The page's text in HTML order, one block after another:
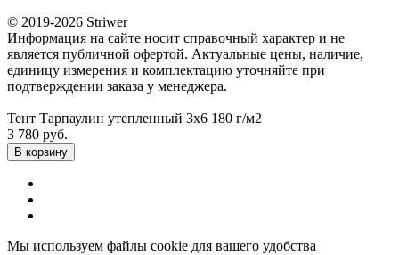
© 2019-2026 Striwer
Информация на сайте носит справочный характер и не
является публичной офертой. Актуальные цены, наличие,
единицу измерения и комплектацию уточняйте при
подтверждении заказа у менеджера.
Тент Тарпаулин утепленный 3х6 180 г/м2
3 780 руб.
В корзину
Мы используем файлы cookie для вашего удобства